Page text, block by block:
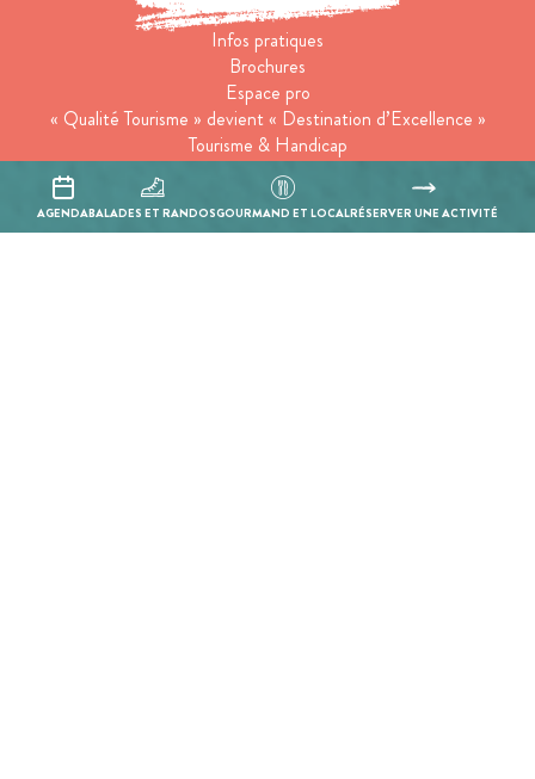
AGENDABALADES ET RANDOSGOURMAND ET LOCALRÉSERVER UNE ACTIVITÉ
Infos pratiques
Brochures
Espace pro
« Qualité Tourisme » devient « Destination d’Excellence »
Tourisme & Handicap
Tourisme responsable
Groupes
Conditions générales de ventes